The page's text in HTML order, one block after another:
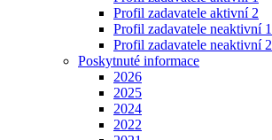
Profil zadavatele aktivní 2
Profil zadavatele neaktivní 1
Profil zadavatele neaktivní 2
Poskytnuté informace
2026
2025
2024
2022